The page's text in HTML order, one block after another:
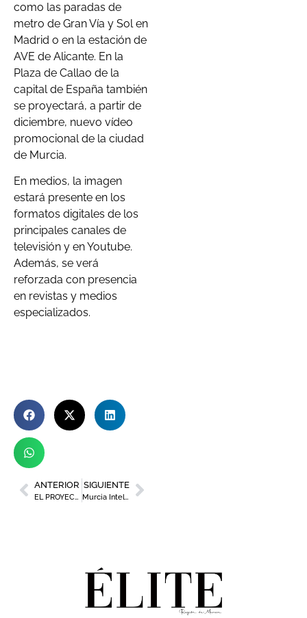
como las paradas de
metro de Gran Vía y Sol en
Madrid o en la estación de
AVE de Alicante. En la
Plaza de Callao de la
capital de España también
se proyectará, a partir de
diciembre, nuevo vídeo
promocional de la ciudad
de Murcia.
En medios, la imagen
estará presente en los
formatos digitales de los
principales canales de
televisión y en Youtube.
Además, se verá
reforzada con presencia
en revistas y medios
especializados.
ANTERIOR
EL PROYECTO DE ‘LA SÉPTIMA’ SE CONFIRMA
SIGUIENTE
Murcia Inteligente 2021